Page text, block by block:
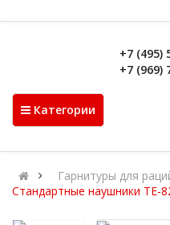
+7 (495)
+7 (969)
Категории
Гарнитуры для
Стандартные наушники TE-